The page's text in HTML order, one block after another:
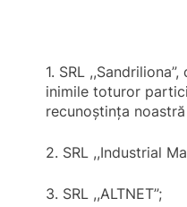
1. SRL
inimile toturor
recunoştinţa
2. SRL ,,Industrial
3. SRL ,,ALTNET”;